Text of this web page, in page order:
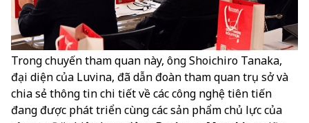
Trong chuyến tham quan này, ông Shoichiro Tanaka,
đại diện của Luvina, đã dẫn đoàn tham quan trụ sở và
chia sẻ thông tin chi tiết về các công nghệ tiên tiến
đang được phát triển cùng các sản phẩm chủ lực của